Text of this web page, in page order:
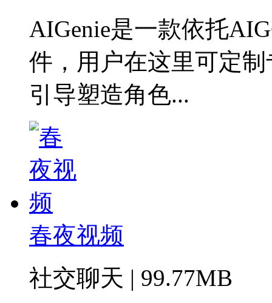
AIGenie是一款依托
件，用户在这里可定
引导塑造角色...
春夜视频
社交聊天 | 99.77MB